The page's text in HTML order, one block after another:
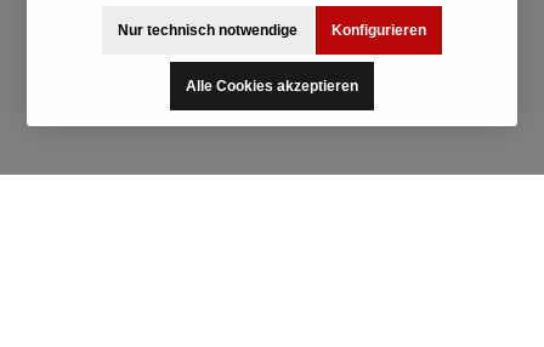
Nur technisch notwendige Konfigurieren
Alle Cookies akzeptieren